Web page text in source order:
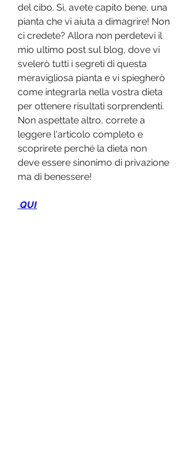
del cibo. Sì, avete capito bene, una
pianta che vi aiuta a dimagrire! Non
ci credete? Allora non perdetevi il
mio ultimo post sul blog, dove vi
svelerò tutti i segreti di questa
meravigliosa pianta e vi spiegherò
come integrarla nella vostra dieta
per ottenere risultati sorprendenti.
Non aspettate altro, correte a
leggere l'articolo completo e
scoprirete perché la dieta non
deve essere sinonimo di privazione
ma di benessere!
QUI